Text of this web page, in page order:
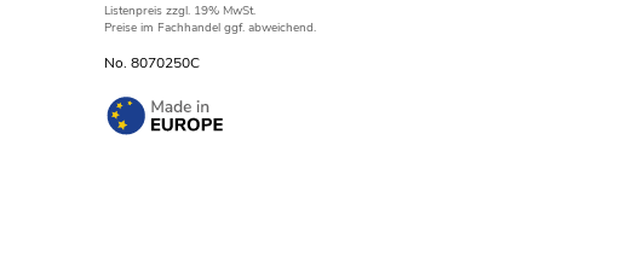
Listenpreis zzgl. 19% MwSt.
Preise im Fachhandel ggf. abweichend.
No. 8070250C